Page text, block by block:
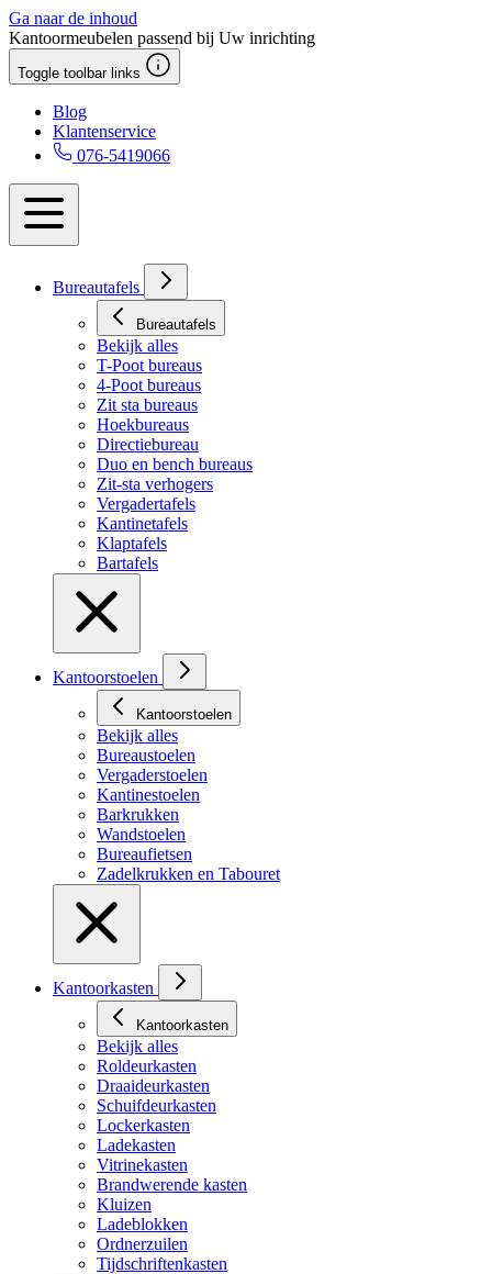
Ga naar de inhoud
Kantoormeubelen passend bij Uw inrichting
Toggle toolbar links
Blog
Klantenservice
076-5419066
Bureautafels
Bureautafels
Bekijk alles
T-Poot bureaus
4-Poot bureaus
Zit sta bureaus
Hoekbureaus
Directiebureau
Duo en bench bureaus
Zit-sta verhogers
Vergadertafels
Kantinetafels
Klaptafels
Bartafels
Kantoorstoelen
Kantoorstoelen
Bekijk alles
Bureaustoelen
Vergaderstoelen
Kantinestoelen
Barkrukken
Wandstoelen
Bureaufietsen
Zadelkrukken en Tabouret
Kantoorkasten
Kantoorkasten
Bekijk alles
Roldeurkasten
Draaideurkasten
Schuifdeurkasten
Lockerkasten
Ladekasten
Vitrinekasten
Brandwerende kasten
Kluizen
Ladeblokken
Ordnerzuilen
Tijdschriftenkasten